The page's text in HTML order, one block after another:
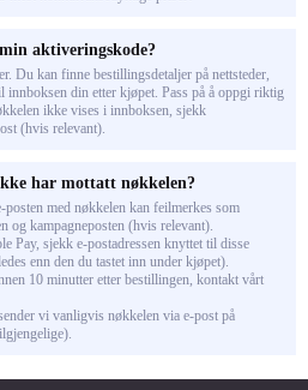
aktiveringskode?
Du kan finne bestillingsdetaljer på nettsteder,
innboksen din etter kjøpet. Pass på å oppgi riktig
ikke vises i innboksen, sjekk
(hvis relevant).
har mottatt nøkkelen?
posten med nøkkelen kan feilmerkes som
og kampagneposten (hvis relevant).
Pay, sjekk e-postadressen knyttet til disse
enn den du tastet inn under kjøpet).
10 minutter etter bestillingen, kontakt vårt
vi vanligvis nøkkelen via e-post på